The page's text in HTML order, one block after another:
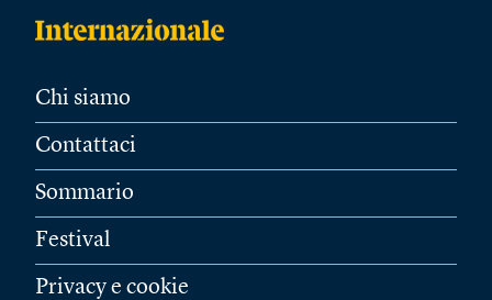
Chi siamo
Contattaci
Sommario
Festival
Privacy e cookie